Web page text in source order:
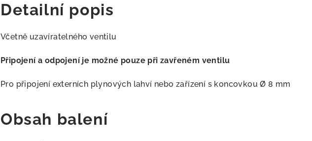
Detailní popis
Včetně uzavíratelného ventilu
Připojení a odpojení je možné pouze při zavřeném ventilu
Pro připojení externích plynových lahví nebo zařízení s koncovkou Ø 8 mm
Obsah balení